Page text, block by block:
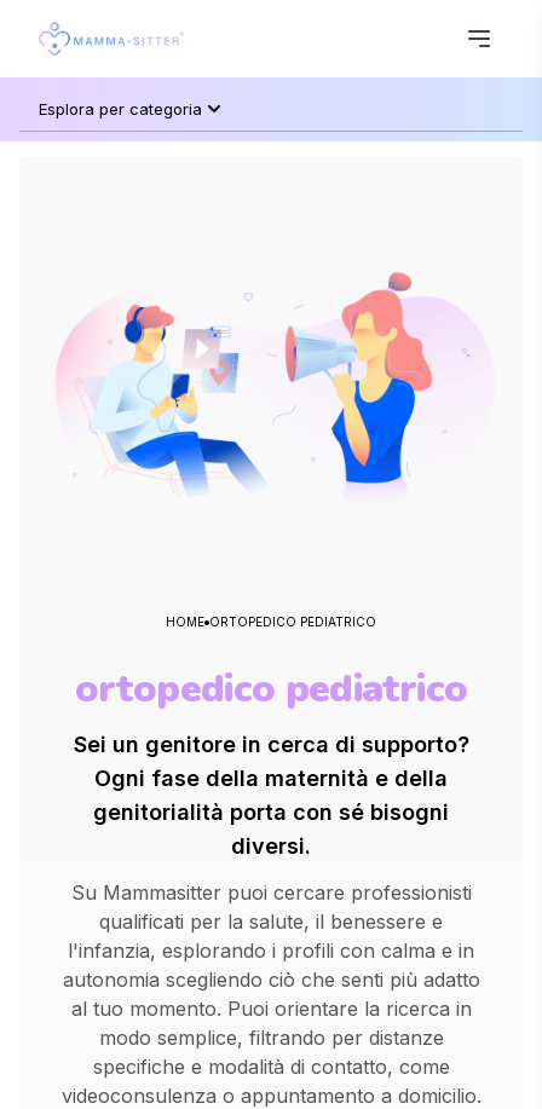
Esplora per categoria
HOME ORTOPEDICO PEDIATRICO
ortopedico pediatrico
Sei un genitore in cerca di supporto?
Ogni fase della maternità e della
genitorialità porta con sé bisogni
diversi.
Su Mammasitter puoi cercare professionisti
qualificati per la salute, il benessere e
l'infanzia, esplorando i profili con calma e in
autonomia scegliendo ciò che senti più adatto
al tuo momento. Puoi orientare la ricerca in
modo semplice, filtrando per distanze
specifiche e modalità di contatto, come
videoconsulenza o appuntamento a domicilio.